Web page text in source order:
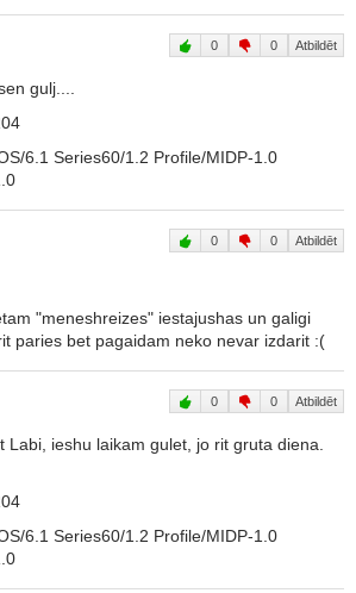
0 0 Atbildēt
gulj....
6.1 Series60/1.2 Profile/MIDP-1.0
0 0 Atbildēt
"meneshreizes" iestajushas un galigi
paries bet pagaidam neko nevar izdarit :(
0 0 Atbildēt
Labi, ieshu laikam gulet, jo rit gruta diena.
6.1 Series60/1.2 Profile/MIDP-1.0